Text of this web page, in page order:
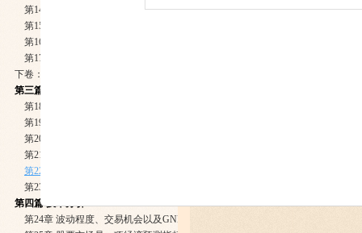
第14章 成功之道
第15章 改变才能坚持
第16章 克服谬误的自尊
第17章 追寻个人的自由
下卷：卷首语
第三篇 基本面分析
第18章 健全投资哲学的基本原则
第19章 市场预测的经济原则
第20章 货币、信用与经济循环
第21章 政治对经济循环的影响
第22章 20世纪90年代的展望
第23章 美元的历史走势与未来发展
第四篇 技术分析
第24章 波动程度、交易机会以及GNP的增长